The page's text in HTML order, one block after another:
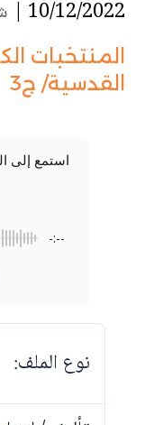
10/12/2022 |
المنتخبات
القدسية/ ج3
استمع إلى
-:--
نوع الملف: